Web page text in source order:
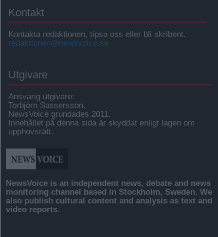
Kontakt
Kontakta redaktionen, tipsa oss eller bli skribent.
redaktionen@newsvoice.se
Utgivare
Ansvarig utgivare:
Torbjörn Sassersson.
NewsVoice grundades 2011.
Innehållet på denna sida är skyddat enligt lagen om
upphovsrätt.
NewsVoice is an independent news, debate and news
monitoring channel based in Stockholm, Sweden. We
also publish cultural content and analysis as text and
video reports.